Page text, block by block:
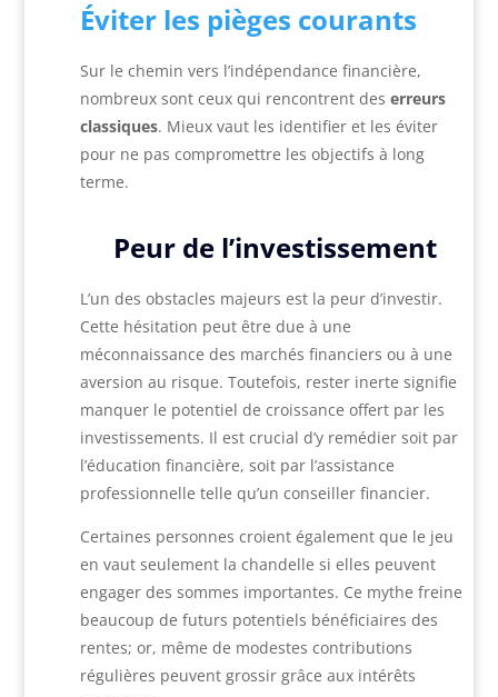
Éviter les pièges courants
Sur le chemin vers l’indépendance financière,
nombreux sont ceux qui rencontrent deserreurs
classiques. Mieux vaut les identifier et les éviter
pour ne pas compromettre les objectifs à long
terme.
Peur de l’investissement
L’un des obstacles majeurs est la peur d’investir.
Cette hésitation peut être due à une
méconnaissance des marchés financiers ou à une
aversion au risque. Toutefois, rester inerte signifie
manquer le potentiel de croissance offert par les
investissements. Il est crucial d’y remédier soit par
l’éducation financière, soit par l’assistance
professionnelle telle qu’un conseiller financier.
Certaines personnes croient également que le jeu
en vaut seulement la chandelle si elles peuvent
engager des sommes importantes. Ce mythe freine
beaucoup de futurs potentiels bénéficiaires des
rentes; or, même de modestes contributions
régulières peuvent grossir grâce aux intérêts